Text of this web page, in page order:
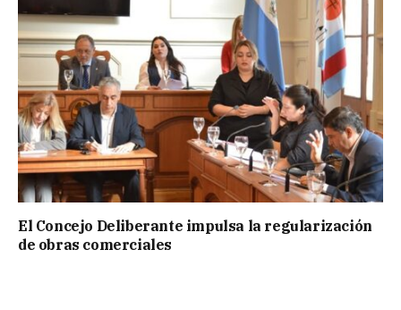
El Concejo Deliberante impulsa la regularización
de obras comerciales